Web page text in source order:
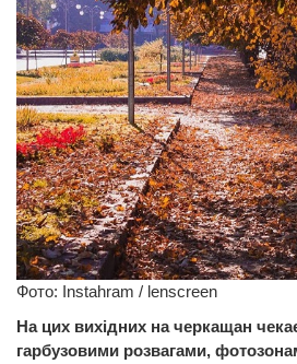
Фото: Instahram / lenscreen
На цих вихідних на черкащан
гарбузовими розвагами,